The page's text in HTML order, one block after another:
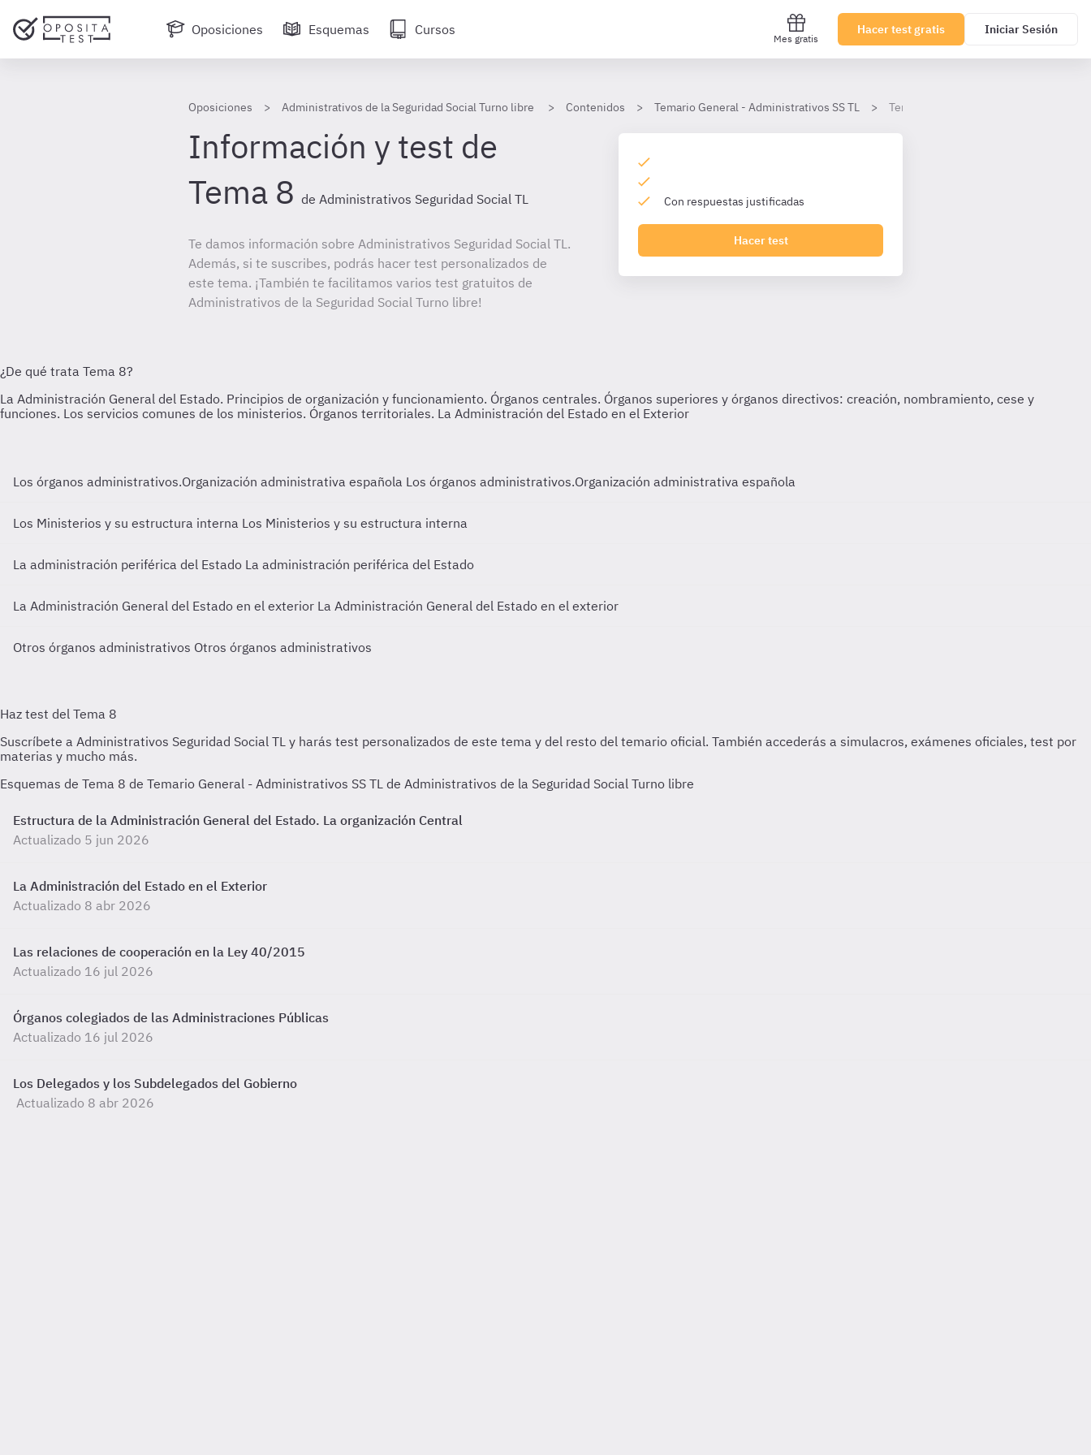
Oposiciones Esquemas Cursos
Mes gratis
Hacer test gratis Iniciar Sesión
Oposiciones Administrativos de la Seguridad Social Turno libre Contenidos Temario General - Administrativos SS TL Tema 8
Información y test de
Tema 8 de Administrativos Seguridad Social TL
Te damos información sobre Administrativos Seguridad Social TL.
Además, si te suscribes, podrás hacer test personalizados de
este tema. ¡También te facilitamos varios test gratuitos de
Administrativos de la Seguridad Social Turno libre!
Con respuestas justificadas
Hacer test
Los órganos administrativos.Organización administrativa española Los órganos administrativos.Organización administrativa española
Los Ministerios y su estructura interna Los Ministerios y su estructura interna
La administración periférica del Estado La administración periférica del Estado
La Administración General del Estado en el exterior La Administración General del Estado en el exterior
Otros órganos administrativos Otros órganos administrativos
Esquemas de Tema 8 de Temario General - Administrativos SS TL de Administrativos de la Seguridad Social Turno libre
Estructura de la Administración General del Estado. La organización Central
Actualizado 5 jun 2026
La Administración del Estado en el Exterior
Actualizado 8 abr 2026
Las relaciones de cooperación en la Ley 40/2015
Actualizado 16 jul 2026
Órganos colegiados de las Administraciones Públicas
Actualizado 16 jul 2026
Los Delegados y los Subdelegados del Gobierno
Actualizado 8 abr 2026